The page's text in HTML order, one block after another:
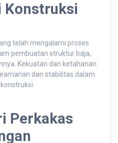
Konstruksi
telah mengalami proses
pembuatan struktur baja,
Kekuatan dan ketahanan
dan stabilitas dalam
Perkakas